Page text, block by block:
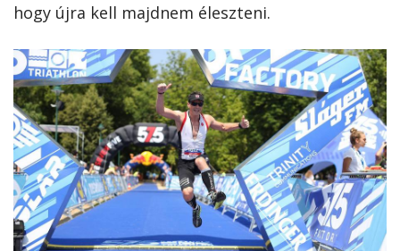
hogy újra kell majdnem éleszteni.